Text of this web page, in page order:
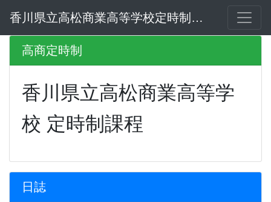
香川県立高松商業高等学校定時制課程
高商定時制
香川県立高松商業高等学
校 定時制課程
日誌